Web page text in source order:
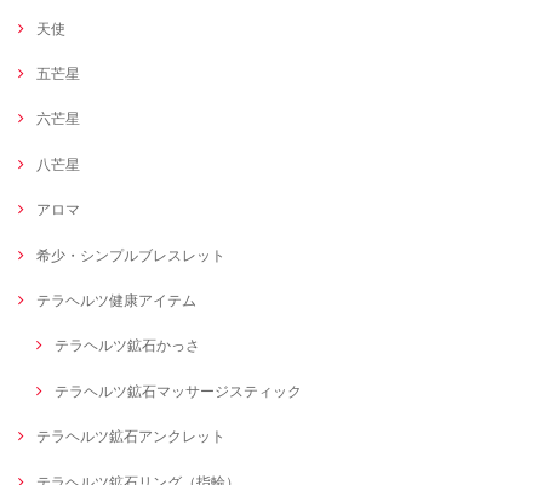
天使
五芒星
六芒星
八芒星
アロマ
希少・シンプルブレスレット
テラヘルツ健康アイテム
テラヘルツ鉱石かっさ
テラヘルツ鉱石マッサージスティック
テラヘルツ鉱石アンクレット
テラヘルツ鉱石リング（指輪）